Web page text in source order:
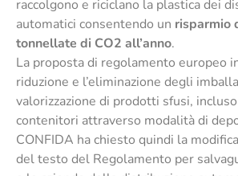
raccolgono e riciclano la plastica dei
automatici consentendo un risparmio
tonnellate di CO2 all’anno.
La proposta di regolamento europeo
riduzione e l’eliminazione degli
valorizzazione di prodotti sfusi,
contenitori attraverso modalità di
CONFIDA ha chiesto quindi la
del testo del Regolamento per